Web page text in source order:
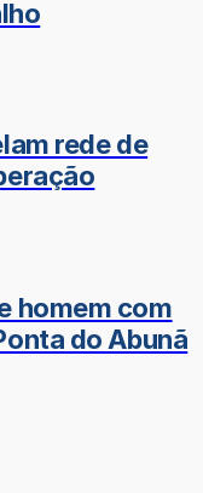
rede de
homem com
do Abunã